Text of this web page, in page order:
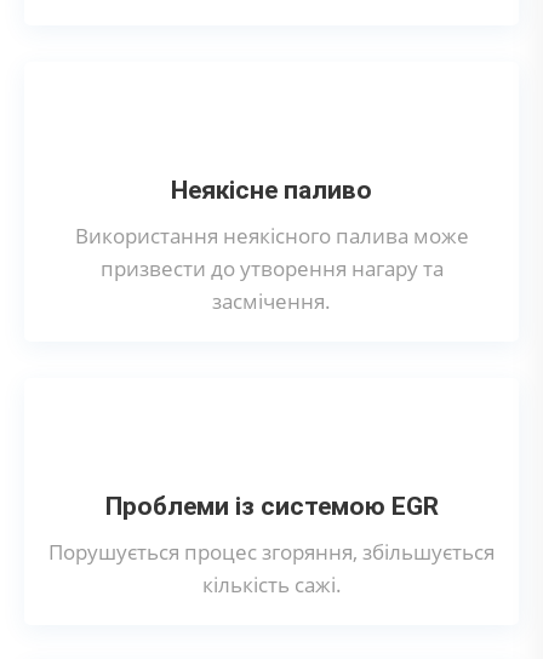
Неякісне паливо
Використання неякісного палива може
призвести до утворення нагару та
засмічення.
Проблеми із системою EGR
Порушується процес згоряння, збільшується
кількість сажі.